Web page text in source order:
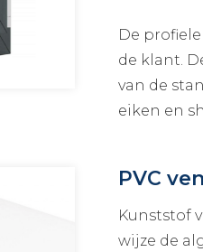
De
de klant.
van de
eiken en
PVC
Kunststof
wijze de